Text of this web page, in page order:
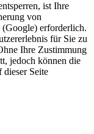
ist Ihre
von
(Google) erforderlich.
für Sie zu
Ihre Zustimmung
jedoch können die
Seite